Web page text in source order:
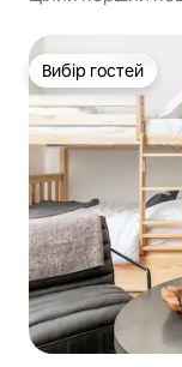
Вибір гостей
Вибір гостей